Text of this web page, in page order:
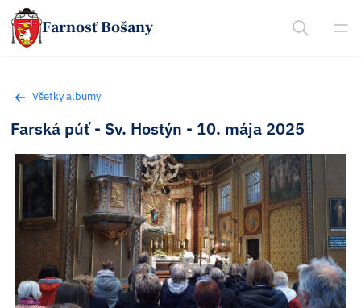
Farnosť Bošany
Všetky albumy
Farská púť - Sv. Hostýn - 10. mája 2025